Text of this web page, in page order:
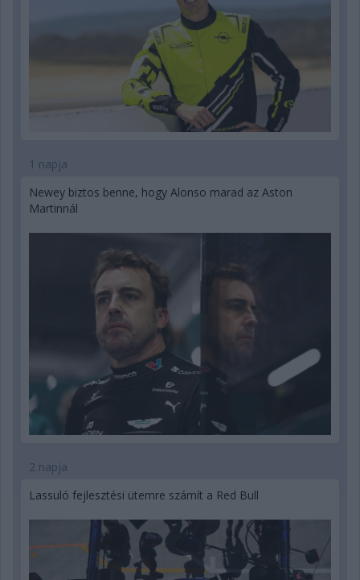
1 napja
Newey biztos benne, hogy Alonso marad az Aston
Martinnál
2 napja
Lassuló fejlesztési ütemre számít a Red Bull